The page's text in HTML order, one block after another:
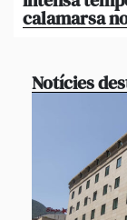
calamarsa
Notícies